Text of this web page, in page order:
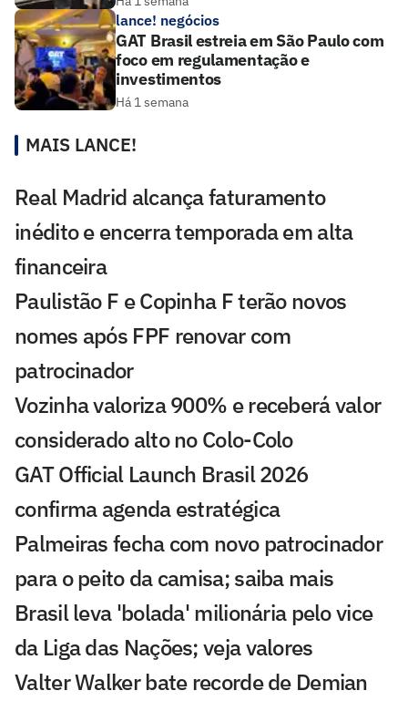
lance! negócios
GAT Brasil estreia em São Paulo com
foco em regulamentação e
investimentos
Há 1 semana
MAIS LANCE!
Real Madrid alcança faturamento
inédito e encerra temporada em alta
financeira
Paulistão F e Copinha F terão novos
nomes após FPF renovar com
patrocinador
Vozinha valoriza 900% e receberá valor
considerado alto no Colo-Colo
GAT Official Launch Brasil 2026
confirma agenda estratégica
Palmeiras fecha com novo patrocinador
para o peito da camisa; saiba mais
Brasil leva 'bolada' milionária pelo vice
da Liga das Nações; veja valores
Valter Walker bate recorde de Demian